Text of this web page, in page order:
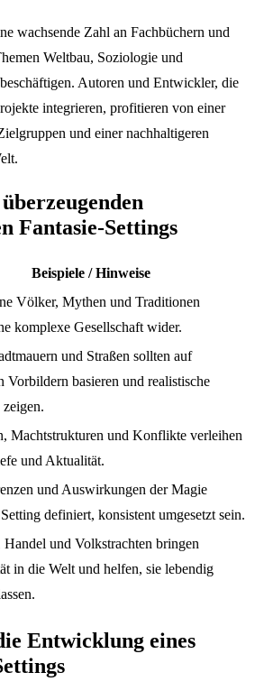
wachsende Zahl an Fachbüchern und
Weltbau, Soziologie und
Autoren und Entwickler, die
integrieren, profitieren von einer
und einer nachhaltigeren
Fantasie-Settings
Beispiele / Hinweise
Völker, Mythen und Traditionen
komplexe Gesellschaft wider.
und Straßen sollten auf
Vorbildern basieren und realistische
Machtstrukturen und Konflikte verleihen
und Aktualität.
und Auswirkungen der Magie
definiert, konsistent umgesetzt sein.
und Volkstrachten bringen
in die Welt und helfen, sie lebendig
Entwicklung eines